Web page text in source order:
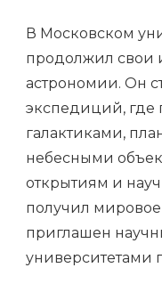
В Московском
продолжил свои
астрономии. Он
экспедиций, где
галактиками,
небесными
открытиям и
получил
приглашен
университетами